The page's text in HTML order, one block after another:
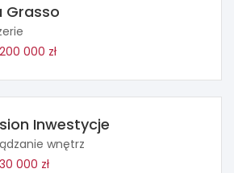
Grasso
200 000 zł
Inwestycje
wnętrz
30 000 zł